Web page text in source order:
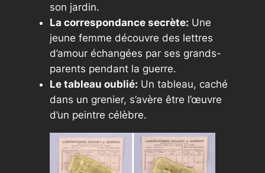
son jardin.
La correspondance secrète: Une
jeune femme découvre des lettres
d’amour échangées par ses grands-
parents pendant la guerre.
Le tableau oublié: Un tableau, caché
dans un grenier, s’avère être l’œuvre
d’un peintre célèbre.